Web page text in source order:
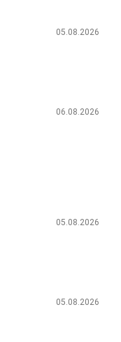
05.08.2026
06.08.2026
05.08.2026
05.08.2026